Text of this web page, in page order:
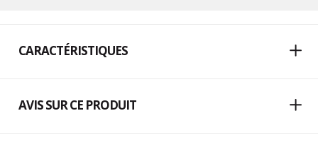
CARACTÉRISTIQUES
AVIS SUR CE PRODUIT